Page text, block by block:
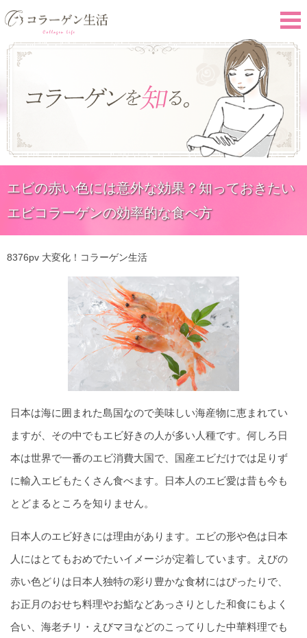
エビの赤い色には意外な効果？知っておきたい
エビコラーゲンの効率的な食べ方
8376pv 大変化！コラーゲン生活
日本は海に囲まれた島国なので美味しい海産物に恵まれてい
ますが、その中でもエビ好きの人が多い人種です。何しろ日
本は世界で一番のエビ消費大国で、国産エビだけでは足りず
に輸入エビもたくさん食べます。日本人のエビ愛は昔も今も
とどまるところを知りません。
日本人のエビ好きには理由があります。エビの形や色は日本
人にはとてもおめでたいイメージが定着しています。えびの
赤い色どりは日本人独特の彩り豊かな食材にはぴったりで、
お正月のおせち料理やお鮨などあっさりとした和食にもよく
合い、海老チリ・えびマヨなどのこってりした中華料理でも